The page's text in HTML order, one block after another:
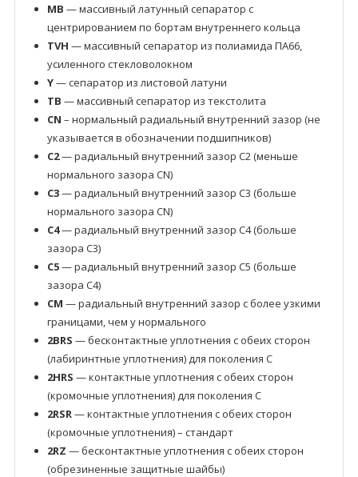
MB — массивный латунный сепаратор с
центрированием по бортам внутреннего кольца
TVH — массивный сепаратор из полиамида ПА66,
усиленного стекловолокном
Y— сепаратор из листовой латуни
TB — массивный сепаратор из текстолита
CN – нормальный радиальный внутренний зазор (не
указывается в обозначении подшипников)
C2— радиальный внутренний зазор C2 (меньше
нормального зазора CN)
C3— радиальный внутренний зазор C3 (больше
нормального зазора CN)
C4— радиальный внутренний зазор C4 (больше
зазора C3)
C5— радиальный внутренний зазор C5 (больше
зазора C4)
CM — радиальный внутренний зазор с более узкими
границами, чем у нормального
2BRS — бесконтактные уплотнения с обеих сторон
(лабиринтные уплотнения) для поколения C
2HRS — контактные уплотнения с обеих сторон
(кромочные уплотнения) для поколения C
2RSR— контактные уплотнения с обеих сторон
(кромочные уплотнения) – стандарт
2RZ — бесконтактные уплотнения с обеих сторон
(обрезиненные защитные шайбы)